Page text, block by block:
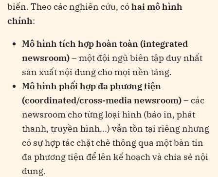
biến. Theo các nghiên cứu, cóhai mô hình
chính:
Mô hình tích hợp hoàn toàn (integrated
newsroom)– một đội ngũ biên tập duy nhất
sản xuất nội dung cho mọi nền tảng.
Mô hình phối hợp đa phương tiện
(coordinated/cross-media newsroom)– các
newsroom cho từng loại hình (báo in, phát
thanh, truyền hình...) vẫn tồn tại riêng nhưng
có sự hợp tác chặt chẽ thông qua một bàn tin
đa phương tiện để lên kế hoạch và chia sẻ nội
dung​.